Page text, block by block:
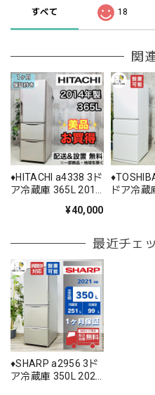
すべて 18
関
♦️HITACHI a4338 3ド
ア冷蔵庫 365L 2014
¥40,000
ドア冷蔵
最近チェ
♦️SHARP a2956 3ド
ア冷蔵庫 350L 2021